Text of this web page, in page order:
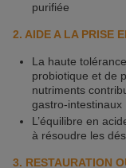
purifiée
2. AIDE A LA PRISE
La haute
probiotique et de
nutriments
gastro-intestinaux
L’équilibre en
à résoudre les
3. RESTAURATION